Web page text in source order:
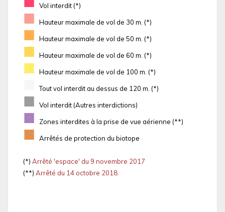
Vol interdit (*)
■ Hauteur maximale de vol de 30 m. (*)
■ Hauteur maximale de vol de 50 m. (*)
■ Hauteur maximale de vol de 60 m. (*)
■ Hauteur maximale de vol de 100 m. (*)
Tout vol interdit au dessus de 120 m. (*)
■ Vol interdit (Autres interdictions)
■ Zones interdites à la prise de vue aérienne (**)
■ Arrêtés de protection du biotope
(*) Arrêté 'espace' du 9 novembre 2017
(**) Arrêté du 14 octobre 2018.